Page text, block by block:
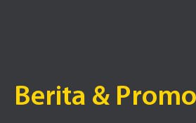
Berita & Promo